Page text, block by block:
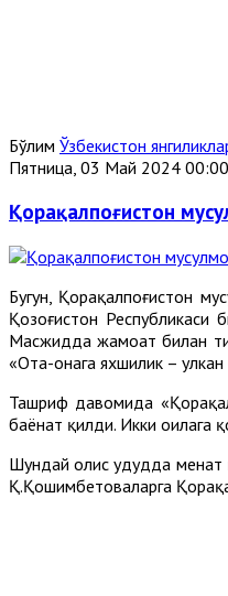
Бўлим Ўзбекистон
Пятница, 03 Май 2024 00:00
Қорақалпоғистон
Бугун, Қорақалпоғистон
Қозоғистон
Масжидда жамоат билан
«Ота-онага яхшилик –
Ташриф давомида
баёнат қилди. Икки оилага
Шундай олис ҳудудда
Қ.Қошимбетоваларга